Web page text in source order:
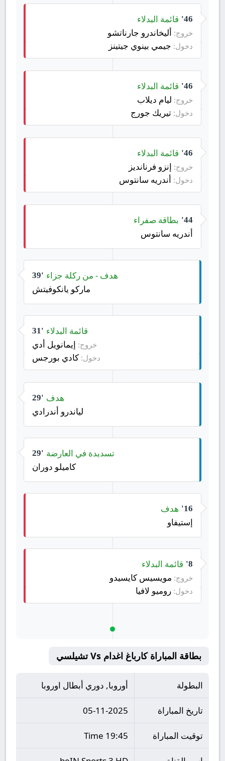
46' قائمة البدلاء
خروج: أليخاندرو جارناتشو
دخول: جيمي بينوي جيتينز
46' قائمة البدلاء
خروج: ليام ديلاب
دخول: تيريك جورج
46' قائمة البدلاء
خروج: إنزو فرنانديز
دخول: أندريه سانتوس
44' بطاقة صفراء
أندريه سانتوس
39' هدف - من ركلة جزاء
ماركو يانكوفيتش
31' قائمة البدلاء
خروج: إيمانويل أدي
دخول: كادي بورجس
29' هدف
لياندرو أندرادي
29' تسديدة في العارضة
كاميلو دوران
16'
هدف
إستيفاو
8' قائمة البدلاء
خروج: مويسيس كايسيدو
دخول: روميو لافيا
بطاقة المباراة كارباغ اغدام Vs تشيلسي
البطولة أوروبا, دوري أبطال اوروبا
تاريخ المباراة 05-11-2025
توقيت المباراة 19:45 Time